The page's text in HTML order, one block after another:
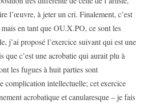
l’œuvre, à jeter un cri. Finalement, c’est
en tant que OU.X.PO, ce sont les
j’ai proposé l’exercice suivant qui est une
que c’est une acrobatie qui aurait plu à
les fugues à huit parties sont
complication intellectuelle; cet exercice
acrobatique et canularesque – je fais